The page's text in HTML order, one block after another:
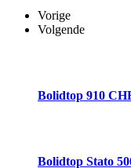
Vorige
Volgende
Bolidtop 910
Bolidtop Stato